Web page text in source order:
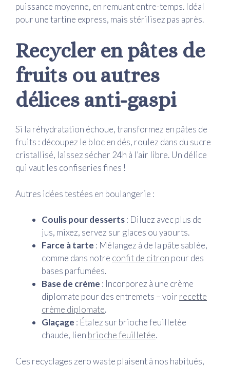
puissance moyenne, en remuant entre-temps. Idéal
pour une tartine express, mais stérilisez pas après.
Recycler en pâtes de
fruits ou autres
délices anti-gaspi
Si la réhydratation échoue, transformez en pâtes de
fruits : découpez le bloc en dés, roulez dans du sucre
cristallisé, laissez sécher 24h à l’air libre. Un délice
qui vaut les confiseries fines !
Autres idées testées en boulangerie :
Coulis pour desserts: Diluez avec plus de
jus, mixez, servez sur glaces ou yaourts.
Farce à tarte : Mélangez à de la pâte sablée,
comme dans notre confit de citron pour des
bases parfumées.
Base de crème : Incorporez à une crème
diplomate pour des entremets – voir recette
crème diplomate.
Glaçage : Étalez sur brioche feuilletée
chaude, lien brioche feuilletée.
Ces recyclages zero waste plaisent à nos habitués,